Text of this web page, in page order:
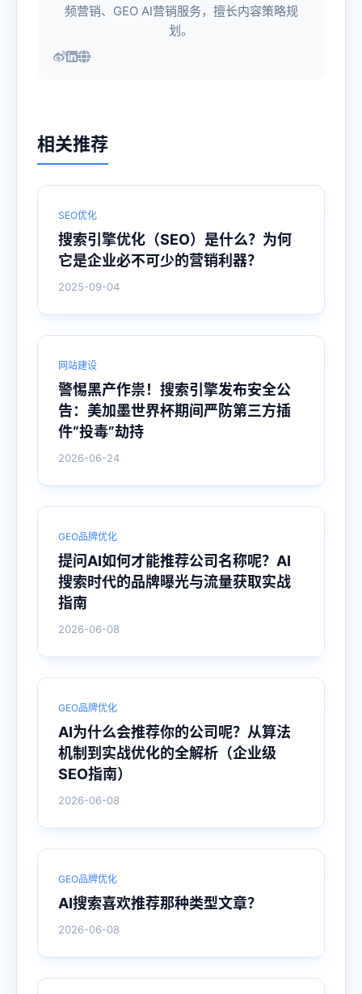
频营销、GEO AI营销服务，擅长内容策略规
划。
相关推荐
SEO优化
搜索引擎优化（SEO）是什么？为何
它是企业必不可少的营销利器？
2025-09-04
网站建设
警惕黑产作祟！搜索引擎发布安全公
告：美加墨世界杯期间严防第三方插
件“投毒”劫持
2026-06-24
GEO品牌优化
提问AI如何才能推荐公司名称呢？AI
搜索时代的品牌曝光与流量获取实战
指南
2026-06-08
GEO品牌优化
AI为什么会推荐你的公司呢？从算法
机制到实战优化的全解析（企业级
SEO指南）
2026-06-08
GEO品牌优化
AI搜索喜欢推荐那种类型文章？
2026-06-08